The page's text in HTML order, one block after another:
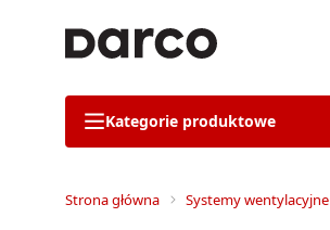
Kategorie produktowe
Strona główna Systemy wentylacyjne